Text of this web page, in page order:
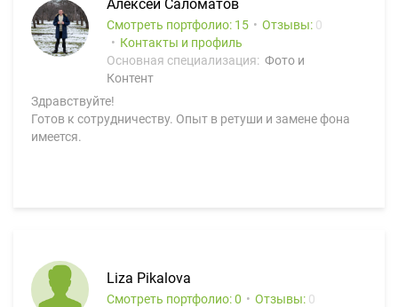
Алексей Саломатов
Смотреть портфолио: 15 Отзывы: 0
Контакты и профиль
Основная специализация: Фото и
Контент
Здравствуйте!
Готов к сотрудничеству. Опыт в ретуши и замене фона
имеется.
Liza Pikalova
Смотреть портфолио: 0 Отзывы: 0